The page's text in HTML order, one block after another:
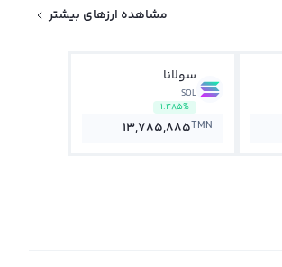
مشاهده ارزهای بیشتر
سولانا
SOL
1.485%
13,785,885TMN